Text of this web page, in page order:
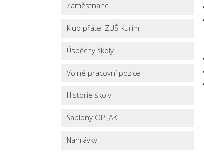
Zaměstnanci
Klub přátel ZUŠ Kuřim
Úspěchy školy
Volné pracovní pozice
Historie školy
Šablony OP JAK
Nahrávky